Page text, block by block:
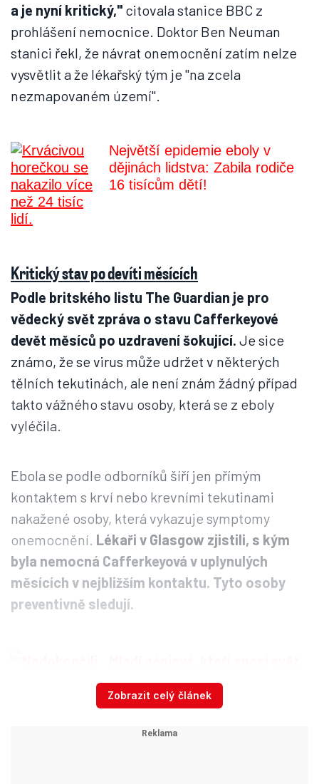
a je nyní kritický," citovala stanice BBC z
prohlášení nemocnice. Doktor Ben Neuman
stanici řekl, že návrat onemocnění zatím nelze
vysvětlit a že lékařský tým je "na zcela
nezmapovaném území".
Největší epidemie eboly v
dějinách lidstva: Zabila rodiče
16 tisícům dětí!
Kritický stav po devíti měsících
Podle britského listu The Guardian je pro
vědecký svět zpráva o stavu Cafferkeyové
devět měsíců po uzdravení šokující. Je sice
známo, že se virus může udržet v některých
tělních tekutinách, ale není znám žádný případ
takto vážného stavu osoby, která se z eboly
vyléčila.
Ebola se podle odborníků šíří jen přímým
kontaktem s krví nebo krevními tekutinami
nakažené osoby, která vykazuje symptomy
onemocnění. Lékaři v Glasgow zjistili, s kým
byla nemocná Cafferkeyová v uplynulých
měsících v nejbližším kontaktu. Tyto osoby
preventivně sledují.
Teenageři vyvíjí léky na
rakovinu či ebolu
Zobrazit celý článek